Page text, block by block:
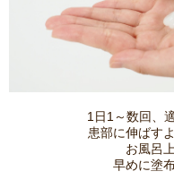
1日1～数回、
患部に伸ばす
お風呂
早めに塗